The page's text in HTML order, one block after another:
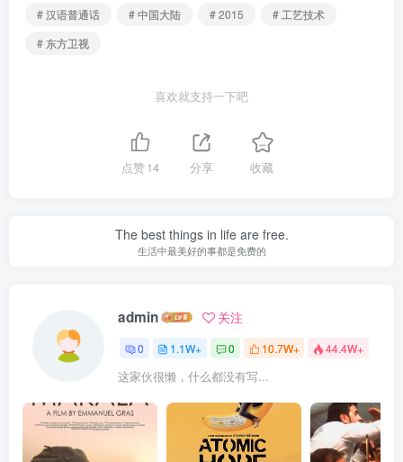
# 汉语普通话
# 中国大陆 # 2015
# 工艺技术
# 东方卫视
喜欢就支持一下吧
点赞14 分享 收藏
The best things in life are free.
生活中最美好的事都是免费的
admin 关注
0 1.1W+ 0 10.7W+ 44.4W+
这家伙很懒，什么都没有写...